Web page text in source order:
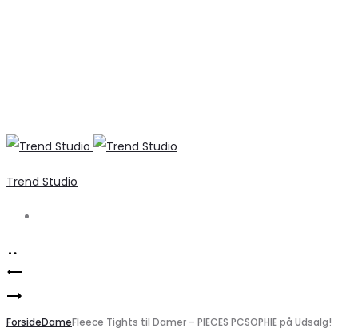
Trend Studio
Product
navigation
Chateau
Elegant
flæse-
ForsideDameFleece Tights til Damer – PIECES PCSOPHIE på Udsalg!